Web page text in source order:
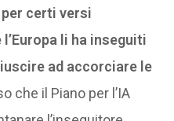
certi versi
li ha inseguiti
ad accorciare le
che il Piano per l’IA